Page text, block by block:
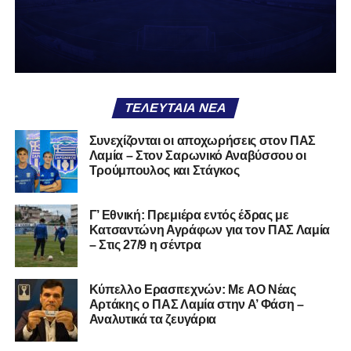
φίλαθλοι και περίγυρος, αντί για παράγοντες
Ασχολούνται περισσότερο με τις «χάρες» των άλλων
παρά με τις δικές τους αδυναμίες. Σαν να ψάχνεις
στον διπλανό το γιατί δεν βρέχει, ενώ κρατάς
ομπρέλα μέσα στο σαλόνι.
εμπειρίαανώτερων επιπέδων,δεν μπορεί να εκπέμπει
εικόνα ομάδας-θύματος.Δεν γίνεται να μιλά για «κέντρα
αποφάσεων» και «επιρροές» και «αδικίες».
ομολογούν μειονεξία. Τη διορθώνουν.Βέβαια αυτό
απαιτεί και ισχυρό διοικητικό αποτύπωμα. Κάτι που σε
αυτή την έκδοση του ΠΑΣ Λαμία, με όσα προηγήθηκαν το
ΤΕΛΕΥΤΑΊΑ ΝΈΑ
Συνεχίζονται οι αποχωρήσεις στον ΠΑΣ
Λαμία – Στον Σαρωνικό Αναβύσσου οι
Τρούμπουλος και Στάγκος
Γ’ Εθνική: Πρεμιέρα εντός έδρας με
Κατσαντώνη Αγράφων για τον ΠΑΣ Λαμία
– Στις 27/9 η σέντρα
Kύπελλο Ερασιτεχνών: Με AO Nέας
Αρτάκης ο ΠΑΣ Λαμία στην Α’ Φάση –
Αναλυτικά τα ζευγάρια